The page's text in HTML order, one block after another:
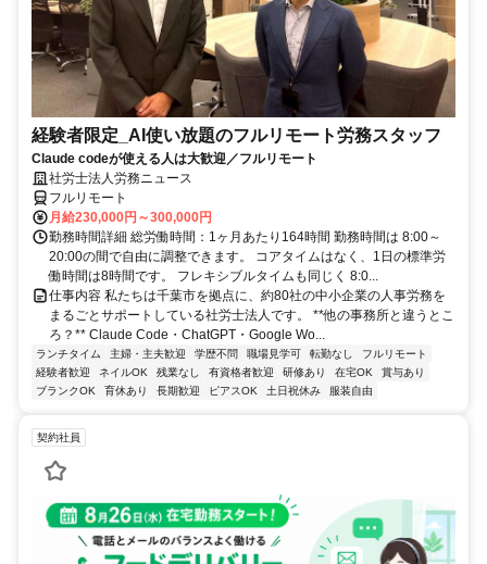
経験者限定_AI使い放題のフルリモート労務スタッフ
Claude codeが使える人は大歓迎／フルリモート
社労士法人労務ニュース
フルリモート
月給230,000円～300,000円
勤務時間詳細 総労働時間：1ヶ月あたり164時間 勤務時間は 8:00～
20:00の間で自由に調整できます。 コアタイムはなく、1日の標準労
働時間は8時間です。 フレキシブルタイムも同じく 8:0...
仕事内容 私たちは千葉市を拠点に、約80社の中小企業の人事労務を
まるごとサポートしている社労士法人です。 **他の事務所と違うとこ
ろ？** Claude Code・ChatGPT・Google Wo...
ランチタイム 主婦・主夫歓迎 学歴不問 職場見学可 転勤なし
フルリモート
経験者歓迎
ネイルOK 残業なし 有資格者歓迎 研修あり 在宅OK
賞与あり
ブランクOK
育休あり 長期歓迎 ピアスOK 土日祝休み 服装自由
契約社員